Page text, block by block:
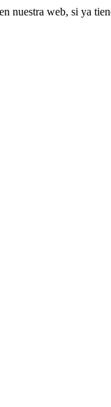
nuestra web, si ya